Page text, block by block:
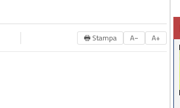
🖶 Stampa A− A+